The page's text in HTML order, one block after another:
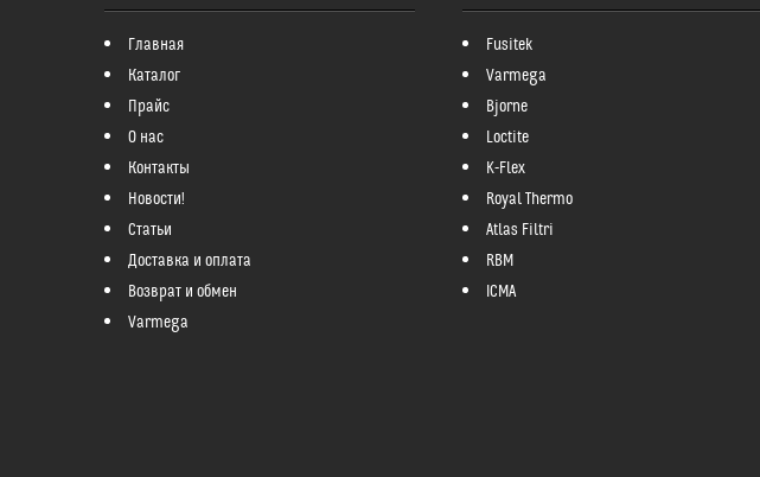
Главная
Каталог
Прайс
О нас
Контакты
Новости!
Статьи
Доставка и оплата
Возврат и обмен
Varmega
Fusitek
Varmega
Bjorne
Loctite
K-Flex
Royal Thermo
Atlas Filtri
RBM
ICMA